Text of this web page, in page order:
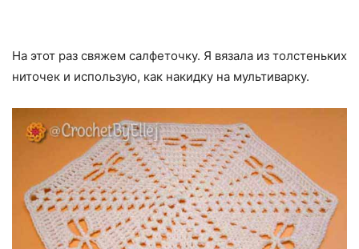
На этот раз свяжем салфеточку. Я вязала из толстеньких
ниточек и использую, как накидку на мультиварку.